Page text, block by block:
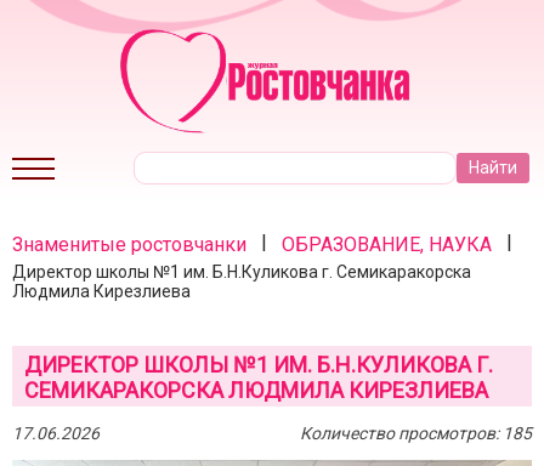
Знаменитые ростовчанки | ОБРАЗОВАНИЕ, НАУКА |
Директор школы №1 им. Б.Н.Куликова г. Семикаракорска
Людмила Кирезлиева
ДИРЕКТОР ШКОЛЫ №1 ИМ. Б.Н.КУЛИКОВА Г.
СЕМИКАРАКОРСКА ЛЮДМИЛА КИРЕЗЛИЕВА
17.06.2026 Количество просмотров: 185